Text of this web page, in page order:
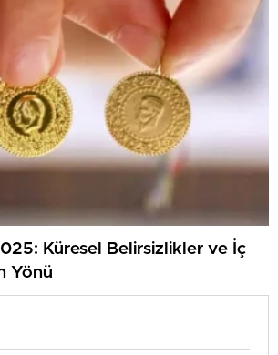
Küresel Belirsizlikler ve İç
Yönü